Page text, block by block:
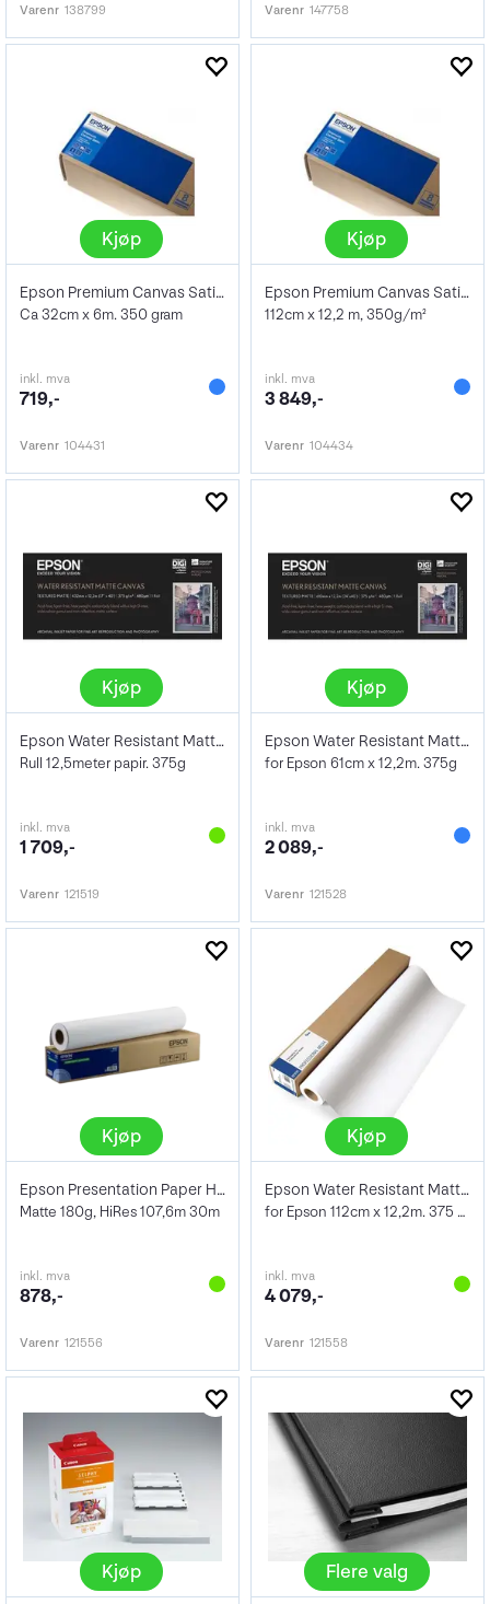
Varenr 138799 Varenr 147758
Kjøp
Epson Premium Canvas Satin 13" 350g
Ca 32cm x 6m. 350 gram
inkl. mva
719,-
Varenr 104431
Kjøp
Epson Premium Canvas Satin 44" 350g
112cm x 12,2 m, 350g/m²
inkl. mva
3 849,-
Varenr 104434
Kjøp
Epson Water Resistant Matte Canvas 17"
Rull 12,5meter papir. 375g
inkl. mva
1 709,-
Varenr 121519
Kjøp
Epson Water Resistant Matte Canvas 24"
for Epson 61cm x 12,2m. 375g
inkl. mva
2 089,-
Varenr 121528
Kjøp
Epson Presentation Paper HiRes 1067mm
Matte 180g, HiRes 107,6m 30m
inkl. mva
878,-
Varenr 121556
Kjøp
Epson Water Resistant Matte Canvas 44"
for Epson 112cm x 12,2m. 375 g/m²
inkl. mva
4 079,-
Varenr 121558
Kjøp Flere valg